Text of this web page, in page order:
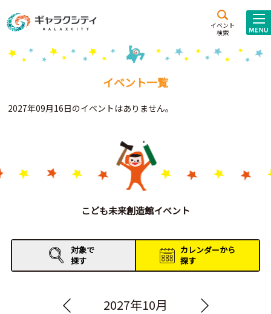
イベント
検索
施設案内
こども
西新井
施設･
Gがくえん
お知らせ
イベントレポート
イベント一覧
2027年09月16日のイベントはありません。
こども未来創造館イベント
対象で
探す
カレンダーから
探す
2027年10月